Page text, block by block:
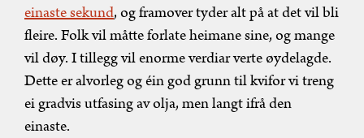
einaste sekund, og framover tyder alt på at det vil bli
fleire. Folk vil måtte forlate heimane sine, og mange
vil døy. I tillegg vil enorme verdiar verte øydelagde.
Dette er alvorleg og éin god grunn til kvifor vi treng
ei gradvis utfasing av olja, men langt ifrå den
einaste.